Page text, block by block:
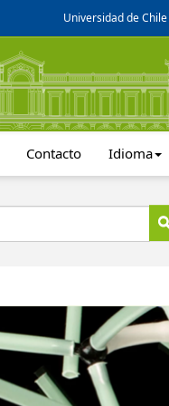
Universidad de Chile
Contacto Idioma